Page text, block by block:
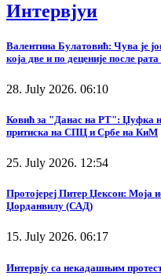
Интервјуи
Валентина Булатовић: Чува је
која две и по деценије после
28. July 2026. 06:10
Ковић за "Данас на РТ": Џуфка
притиска на СПЦ и Србе на КиМ
25. July 2026. 12:54
Протојереј Питер Џексон: Моја
Џорданвилу (САД)
15. July 2026. 06:17
Интервју са некадашњим